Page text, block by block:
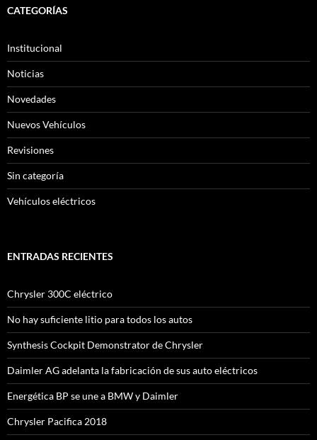
CATEGORÍAS
Institucional
Noticias
Novedades
Nuevos Vehículos
Revisiones
Sin categoría
Vehículos eléctricos
ENTRADAS RECIENTES
Chrysler 300C eléctrico
No hay suficiente litio para todos los autos
Synthesis Cockpit Demonstrator de Chrysler
Daimler AG adelanta la fabricación de sus auto eléctricos
Energética BP se une a BMW y Daimler
Chrysler Pacifica 2018